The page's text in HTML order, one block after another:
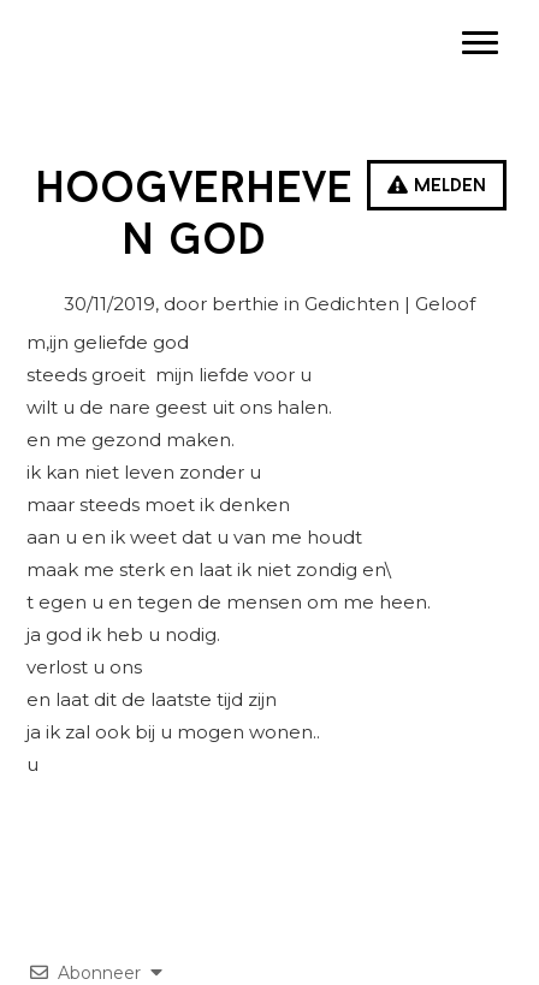
Melden
hoogverheve
n god
30/11/2019, door berthie in Gedichten | Geloof
m,ijn geliefde god
steeds groeit mijn liefde voor u
wilt u de nare geest uit ons halen.
en me gezond maken.
ik kan niet leven zonder u
maar steeds moet ik denken
aan u en ik weet dat u van me houdt
maak me sterk en laat ik niet zondig en\
t egen u en tegen de mensen om me heen.
ja god ik heb u nodig.
verlost u ons
en laat dit de laatste tijd zijn
ja ik zal ook bij u mogen wonen..
u
Abonneer